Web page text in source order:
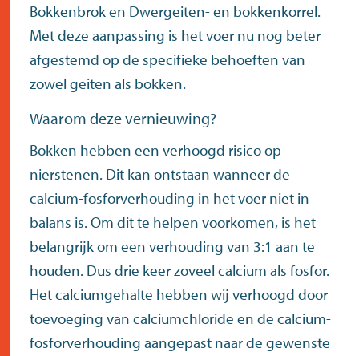
Bokkenbroken Dwergeiten- en bokkenkorrel.
Met deze aanpassing is het voer nu nog beter
afgestemd op de specifieke behoeften van
zowel geiten als bokken.
Waarom deze vernieuwing?
Bokken hebben een verhoogd risico op
nierstenen. Dit kan ontstaan wanneer de
calcium-fosforverhouding in het voer niet in
balans is. Om dit te helpen voorkomen, is het
belangrijk om een verhouding van 3:1 aan te
houden. Dus drie keer zoveel calcium als fosfor.
Het calciumgehalte hebben wij verhoogd door
toevoeging van calciumchloride en de calcium-
fosforverhouding aangepast naar de gewenste